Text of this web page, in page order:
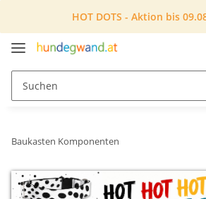
HOT DOTS - Aktion bis
Baukasten Komponenten